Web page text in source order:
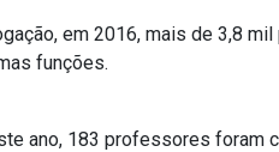
em 2016, mais de 3,8
funções.
ano, 183 professores